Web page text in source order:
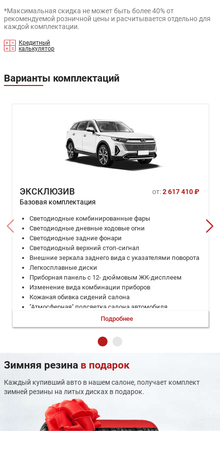
*Максимальная скидка не может быть более 40% от
рекомендуемой розничной цены и расчитывается отдельно для
каждой комплектации.
Кредитный
калькулятор
Варианты комплектаций
ЭКСКЛЮЗИВ от:2 617 410 ₽
Базовая комплектация
Светодиодные комбинированные фары
Светодиодные дневные ходовые огни
Светодиодные задние фонари
Светодиодный верхний стоп-сигнал
Внешние зеркала заднего вида с указателями поворота
Легкосплавные диски
Приборная панель с 12- дюймовым ЖК-дисплеем
Изменение вида комбинации приборов
Кожаная обивка сидений салона
"Атмосферная" подсветка салона автомобиля
Электронный рычаг переключения передач
Многофункциональное рулевое колесо
Регулировка рулевого колеса вверх-вниз
Задний центральный подлокотник
Электростеклоподъемники с функцией "Auto"
Дефлекторы кондиционера на заднем ряду
Внутреннее зеркало заднего вида с антибликовым
покрытием
Солнцезащитный козырек водителя и переднего
пассажира (с зеркалом)
Подробнее
Зимняя резина в подарок
Каждый купивший авто в нашем салоне, получает комплект
зимней резины на литых дисках в подарок.